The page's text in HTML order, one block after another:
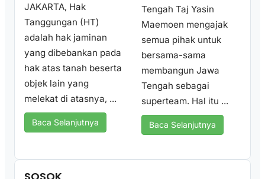
JAKARTA, Hak
Tanggungan (HT)
adalah hak jaminan
yang dibebankan pada
hak atas tanah beserta
objek lain yang
melekat di atasnya, ...
Baca Selanjutnya
Tengah Taj Yasin
Maemoen mengajak
semua pihak untuk
bersama-sama
membangun Jawa
Tengah sebagai
superteam. Hal itu ...
Baca Selanjutnya